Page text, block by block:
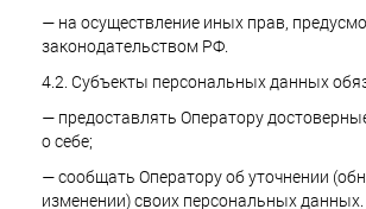
— на осуществление иных прав,
законодательством РФ.
4.2. Субъекты персональных данных
— предоставлять Оператору
о себе;
— сообщать Оператору об уточнении
изменении) своих персональных данных.